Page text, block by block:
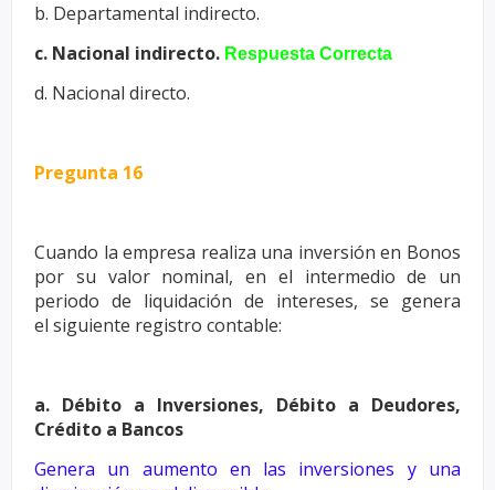
b. Departamental indirecto.
c. Nacional indirecto. Respuesta Correcta
d. Nacional directo.
Pregunta 16
Cuando la empresa realiza una inversión en Bonos
por su valor nominal, en el intermedio de un
periodo de liquidación de intereses, se genera
el siguiente registro contable:
a. Débito a Inversiones, Débito a Deudores,
Crédito a Bancos
Genera un aumento en las inversiones y una